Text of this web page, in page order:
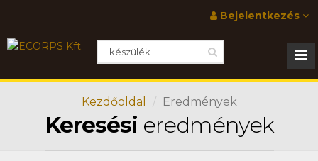
Bejelentkezés
Kezdőoldal Eredmények
Keresési eredmények